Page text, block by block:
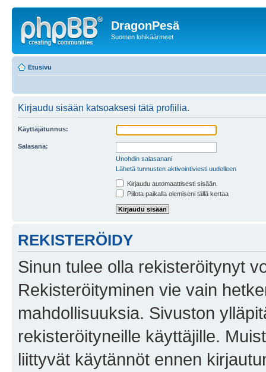
DragonPesä
Suomen lohikäärmeet
Etusivu
Kirjaudu sisään katsoaksesi tätä profiilia.
Käyttäjätunnus:
Salasana:
Unohdin salasanani
Lähetä tunnusten aktivointiviesti uudelleen
Kirjaudu automaattisesti sisään.
Piilota paikalla olemiseni tällä kertaa
REKISTERÖIDY
Sinun tulee olla rekisteröitynyt
Rekisteröityminen vie vain
mahdollisuuksia. Sivuston
rekisteröityneille käyttäjille.
liittyvät käytännöt ennen